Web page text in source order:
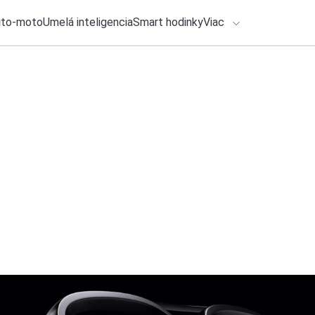
motoUmelá inteligenciaSmart hodinkyViac